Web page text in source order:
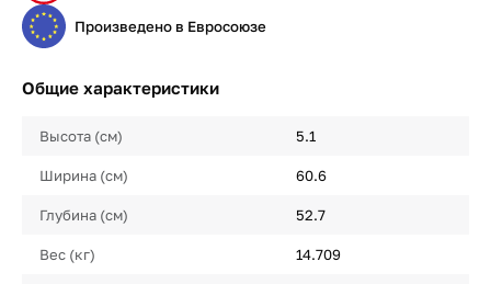
Произведено в Евросоюзе
Общие характеристики
Высота (см) 5.1
Ширина (см) 60.6
Глубина (см) 52.7
Вес (кг) 14.709